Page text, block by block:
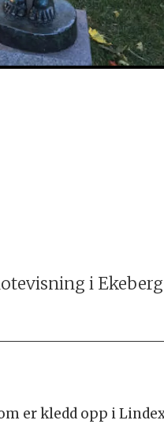
i
er kledd opp i